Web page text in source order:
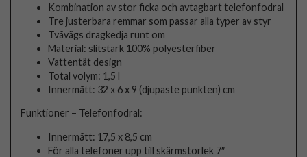
Kombination av stor ficka och avtagbart telefonfodral
Tre justerbara remmar som passar alla typer av styr
Tvåvägs dragkedja runt om
Material: slitstark 100% polyesterfiber
Vattentät design
Total volym: 1,5 l
Innermått: 32 x 6 x 9 (djupaste punkten) cm
Funktioner – Telefonfodral:
Innermått: 17,5 x 8,5 cm
För alla telefoner upp till skärmstorlek 7″